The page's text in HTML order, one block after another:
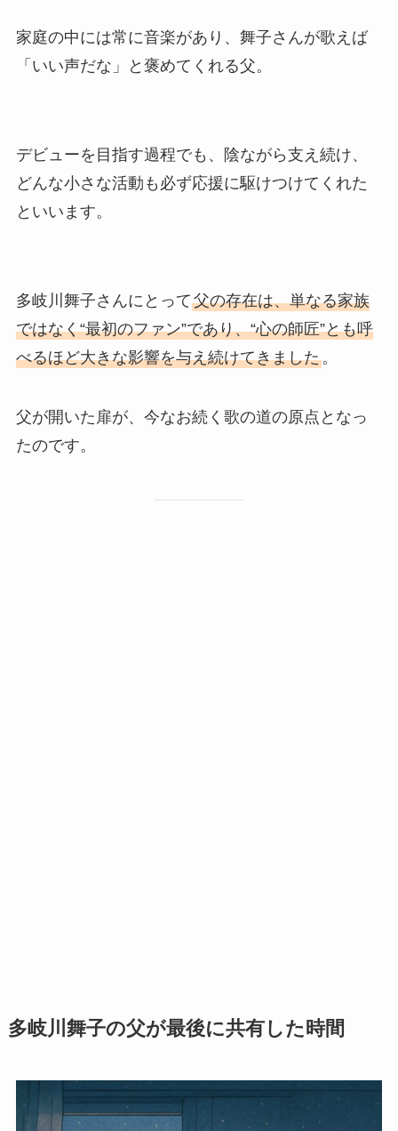
家庭の中には常に音楽があり、舞子さんが歌えば
「いい声だな」と褒めてくれる父。
デビューを目指す過程でも、陰ながら支え続け、
どんな小さな活動も必ず応援に駆けつけてくれた
といいます。
多岐川舞子さんにとって父の存在は、単なる家族
ではなく“最初のファン”であり、“心の師匠”とも呼
べるほど大きな影響を与え続けてきました。
父が開いた扉が、今なお続く歌の道の原点となっ
たのです。
多岐川舞子の父が最後に共有した時間